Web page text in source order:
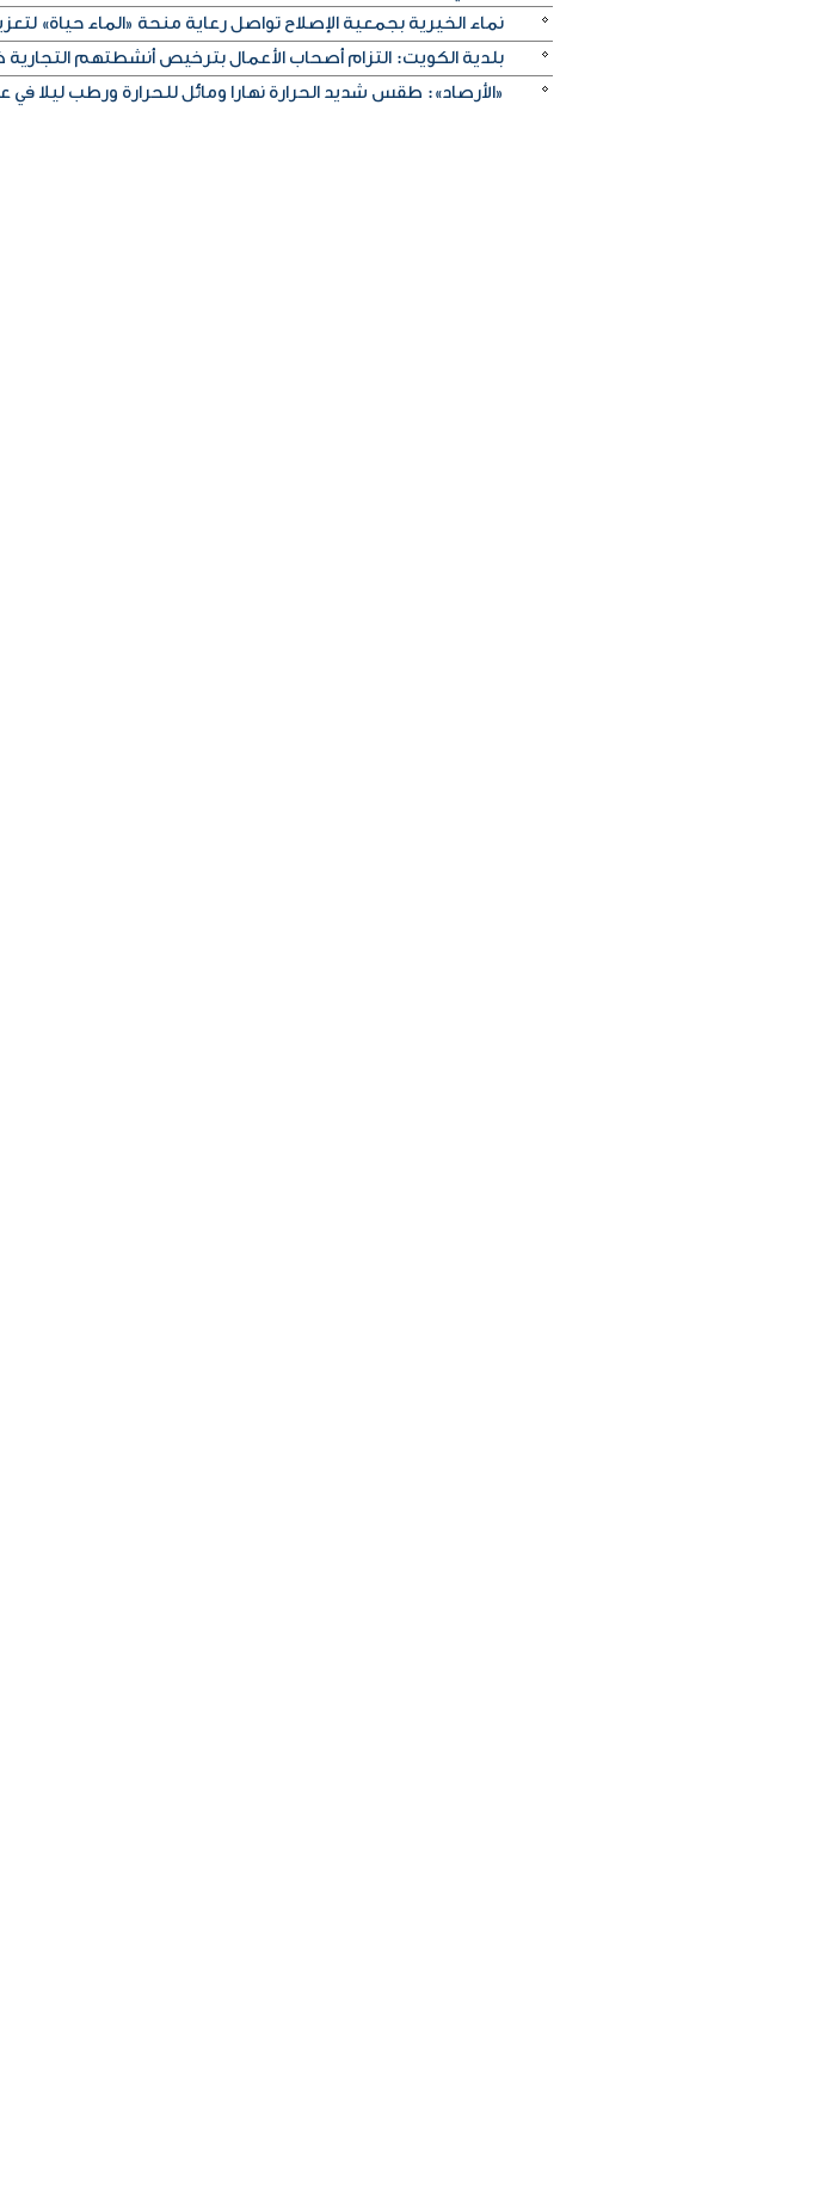
نماء الخيرية بجمعية الإصلاح تواصل رعاية منحة «الماء حياة»
بلدية الكويت: التزام أصحاب الأعمال بترخيص أنشطتهم
«الأرصاد»: طقس شديد الحرارة نهارا ومائل للحرارة ورطب ليلا في